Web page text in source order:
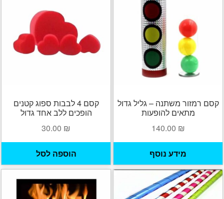
קסם רמזור משתנה – גליל גדול
מתאים להופעות
140.00 ₪
מידע נוסף
קסם 4 לבבות ספוג קטנים
הופכים ללב אחד גדול
30.00 ₪
הוספה לסל